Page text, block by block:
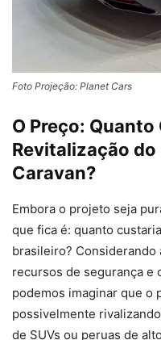
Foto Projeção: Planet Cars
O Preço:
Revitalização do
Caravan?
Embora o projeto seja
que fica é: quanto
brasileiro? Considerando
recursos de segurança e
podemos imaginar que o
possivelmente
de SUVs ou peruas de